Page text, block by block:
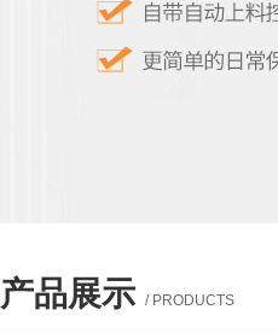
产品展示 / PRODUCTS